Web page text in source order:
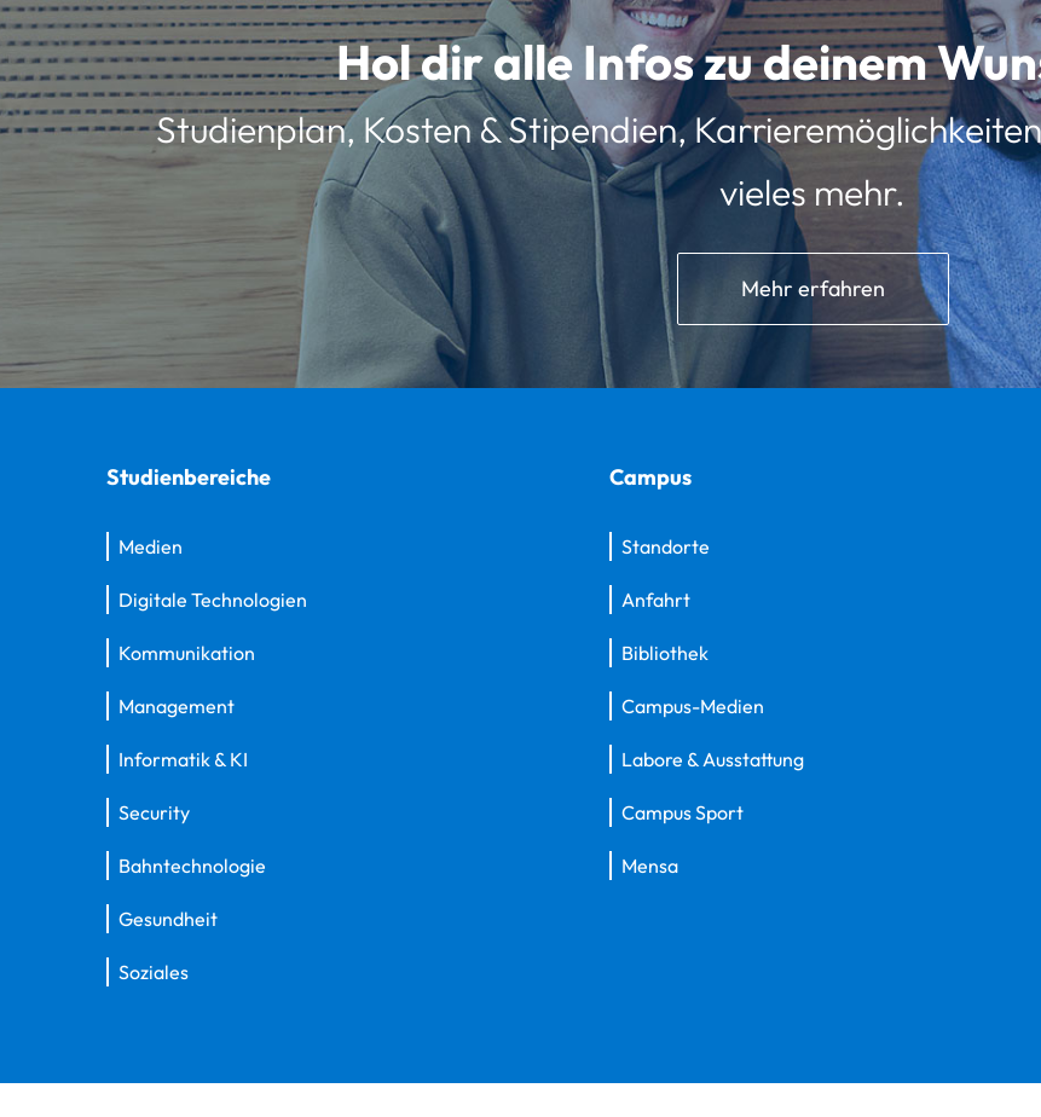
Hol dir alle Infos zu deinem
Studienplan, Kosten & Stipendien,
vieles mehr.
Mehr erfahren
Studienbereiche
Medien
Digitale Technologien
Kommunikation
Management
Informatik & KI
Security
Bahntechnologie
Gesundheit
Soziales
Campus
Standorte
Anfahrt
Bibliothek
Campus-Medien
Labore & Ausstattung
Campus Sport
Mensa